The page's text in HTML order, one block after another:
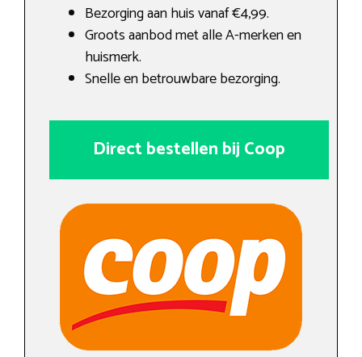
Bezorging aan huis vanaf €4,99.
Groots aanbod met alle A-merken en
huismerk.
Snelle en betrouwbare bezorging.
Direct bestellen bij Coop